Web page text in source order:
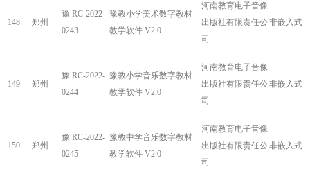
148 郑州
豫 RC-2022-
0243
豫教小学美术数字教材
教学软件 V2.0
河南教育电子音像
出版社有限责任公
司
非嵌入式
149 郑州
豫 RC-2022-
0244
豫教小学音乐数字教材
教学软件 V2.0
河南教育电子音像
出版社有限责任公
司
非嵌入式
150 郑州
豫 RC-2022-
0245
豫教中学音乐数字教材
教学软件 V2.0
河南教育电子音像
出版社有限责任公
司
非嵌入式